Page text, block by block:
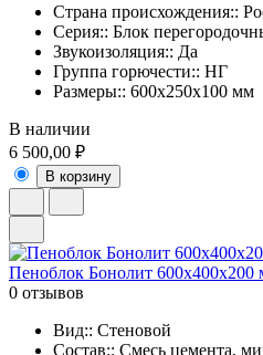
Страна происхождения::
Серия:: Блок
Звукоизоляция:: Да
Группа горючести:: НГ
Размеры:: 600x250x100 мм
В наличии
6 500,00 ₽
В корзину
Пеноблок Бонолит 600х400х200
0 отзывов
Вид:: Стеновой
Состав:: Смесь цемента,